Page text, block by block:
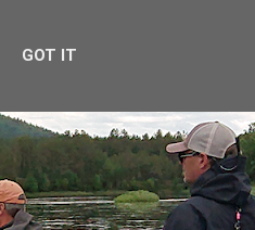
GOT IT